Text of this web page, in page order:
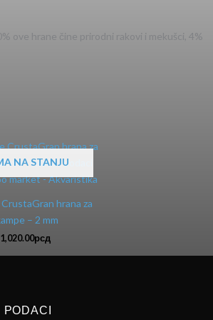
ove hrane čine prirodni rakovi i mekušci, 4%
NA STANJU
hrana za
– 2 mm
1,020.00рсд